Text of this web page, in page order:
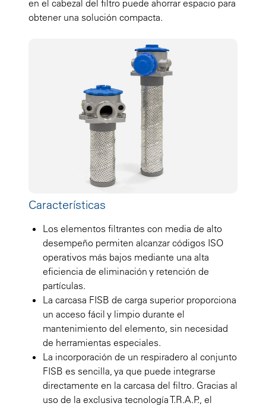
en el cabezal del filtro puede ahorrar espacio para
obtener una solución compacta.
Características
Los elementos filtrantes con media de alto
desempeño permiten alcanzar códigos ISO
operativos más bajos mediante una alta
eficiencia de eliminación y retención de
partículas.
La carcasa FISB de carga superior proporciona
un acceso fácil y limpio durante el
mantenimiento del elemento, sin necesidad
de herramientas especiales.
La incorporación de un respiradero al conjunto
FISB es sencilla, ya que puede integrarse
directamente en la carcasa del filtro. Gracias al
uso de la exclusiva tecnología T.R.A.P., el